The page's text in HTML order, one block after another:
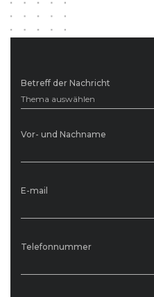
Betreff der Nachricht
Thema auswählen
Vor- und Nachname
E-mail
Telefonnummer